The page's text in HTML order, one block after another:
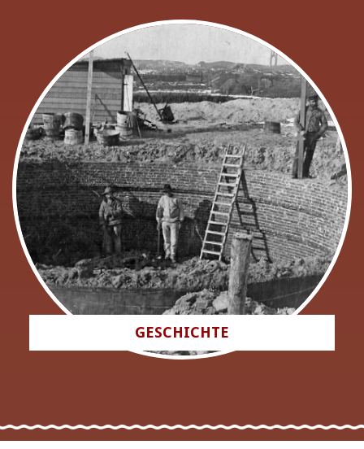
GESCHICHTE